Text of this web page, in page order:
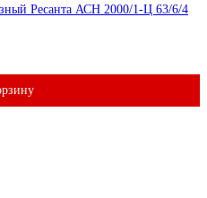
Ресанта АСН 2000/1-Ц 63/6/4